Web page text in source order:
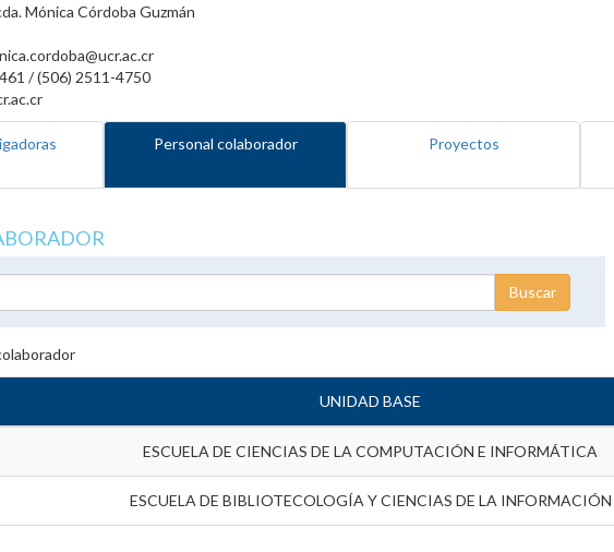
Mónica Córdoba Guzmán
/ (506) 2511-4750
Personal colaborador Proyectos
UNIDAD BASE
ESCUELA DE CIENCIAS DE LA COMPUTACIÓN E INFORMÁTICA
ESCUELA DE BIBLIOTECOLOGÍA Y CIENCIAS DE LA INFORMACIÓN